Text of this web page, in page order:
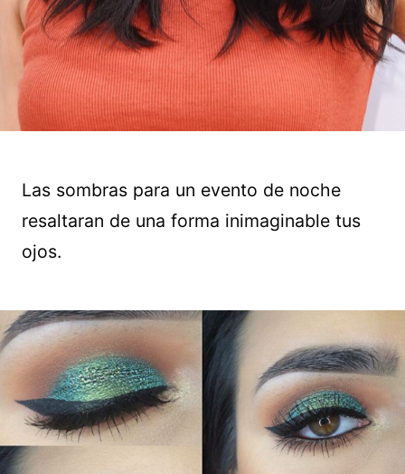
Las sombras para un evento de noche
resaltaran de una forma inimaginable tus
ojos.